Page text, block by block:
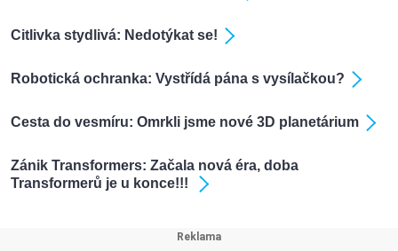
Citlivka stydlivá: Nedotýkat se!
Robotická ochranka: Vystřídá pána s vysílačkou?
Cesta do vesmíru: Omrkli jsme nové 3D planetárium
Zánik Transformers: Začala nová éra, doba
Transformerů je u konce!!!